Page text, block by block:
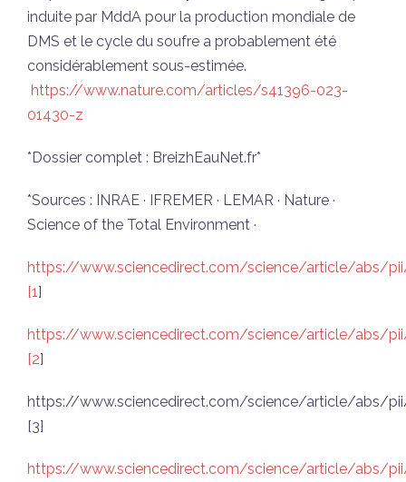
induite par MddA pour la production mondiale de
DMS et le cycle du soufre a probablement été
considérablement sous-estimée.
https://www.nature.com/articles/s41396-023-
01430-z
*Dossier complet : BreizhEauNet.fr*
*Sources : INRAE · IFREMER · LEMAR · Nature ·
Science of the Total Environment ·
https://www.sciencedirect.com/science/article/abs/
[1 ]
https://www.sciencedirect.com/science/article/abs/
[2]
https://www.sciencedirect.com/science/article/abs/pii/
[3]
https://www.sciencedirect.com/science/article/abs/